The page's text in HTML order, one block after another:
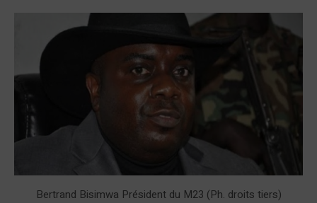
Bertrand Bisimwa Président du M23 (Ph. droits tiers)